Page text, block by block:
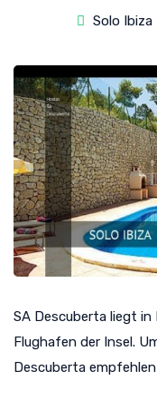
Solo Ibiza
SA Descuberta liegt
Flughafen der Insel.
Descuberta